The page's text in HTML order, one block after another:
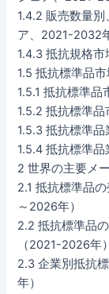
1.4.2 販売数量
ア、2021-2032
1.4.3 抵抗規格
1.5 抵抗標準品
1.5.1 抵抗標準品
1.5.2 抵抗標準
1.5.3 抵抗標準
1.5.4 抵抗標準
2 世界の主要メ
2.1 抵抗標準品
～2026年）
2.2 抵抗標準品
（2021-2026年）
2.3 企業別抵抗
年）